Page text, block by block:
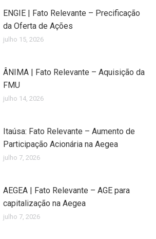
ENGIE | Fato Relevante – Precificação
da Oferta de Ações
julho 15, 2026
ÂNIMA | Fato Relevante – Aquisição da
FMU
julho 14, 2026
Itaúsa: Fato Relevante – Aumento de
Participação Acionária na Aegea
julho 7, 2026
AEGEA | Fato Relevante – AGE para
capitalização na Aegea
julho 7, 2026